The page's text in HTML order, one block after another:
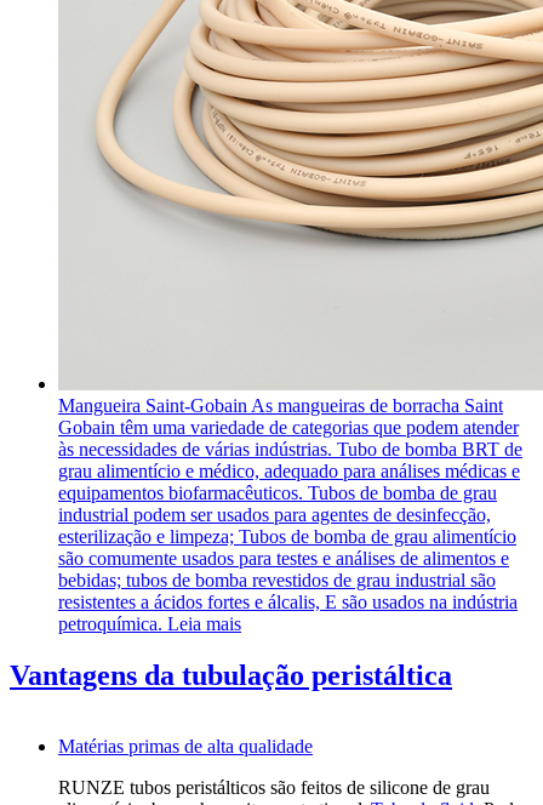
Mangueira Saint-Gobain As mangueiras de borracha Saint
Gobain têm uma variedade de categorias que podem atender
às necessidades de várias indústrias. Tubo de bomba BRT de
grau alimentício e médico, adequado para análises médicas e
equipamentos biofarmacêuticos. Tubos de bomba de grau
industrial podem ser usados para agentes de desinfecção,
esterilização e limpeza; Tubos de bomba de grau alimentício
são comumente usados para testes e análises de alimentos e
bebidas; tubos de bomba revestidos de grau industrial são
resistentes a ácidos fortes e álcalis, E são usados na indústria
petroquímica. Leia mais
Vantagens da tubulação peristáltica
Matérias primas de alta qualidade
RUNZE tubos peristálticos são feitos de silicone de grau